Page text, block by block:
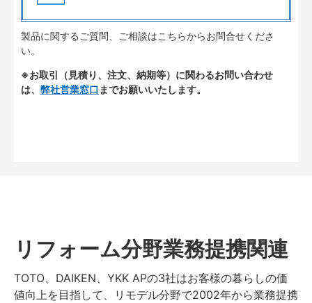
製品に関するご質問、ご相談はこちらからお問合せくださ
い。
※お取引（見積り、注文、納期等）に関わるお問い合わせ
は、 弊社営業窓口 までお願いいたします。
リフォーム分野業務提携関連
TOTO、DAIKEN、YKK APの3社はお客様の暮らしの価
値向上を目指して、リモデル分野で2002年から業務提携